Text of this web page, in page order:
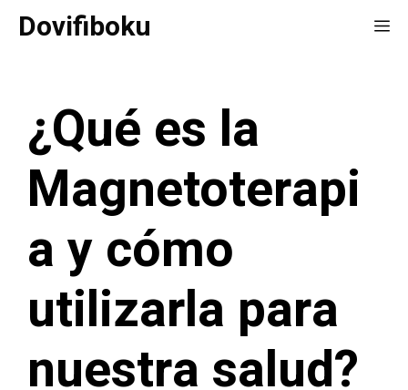
SaltarDovifiboku
¿Qué es la
Magnetoterapi
a y cómo
utilizarla para
nuestra salud?